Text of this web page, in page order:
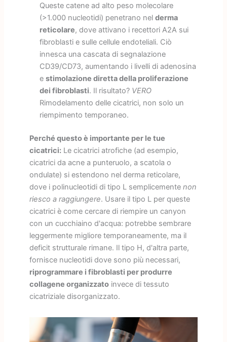
Queste catene ad alto peso molecolare
(>1.000 nucleotidi) penetrano nel derma
reticolare, dove attivano i recettori A2A sui
fibroblasti e sulle cellule endoteliali. Ciò
innesca una cascata di segnalazione
CD39/CD73, aumentando i livelli di adenosina
e stimolazione diretta della proliferazione
dei fibroblasti. Il risultato? VERO
Rimodelamento delle cicatrici, non solo un
riempimento temporaneo.
Perché questo è importante per le tue
cicatrici:Le cicatrici atrofiche (ad esempio,
cicatrici da acne a punteruolo, a scatola o
ondulate) si estendono nel derma reticolare,
dove i polinucleotidi di tipo L semplicemente non
riesco a raggiungere. Usare il tipo L per queste
cicatrici è come cercare di riempire un canyon
con un cucchiaino d'acqua: potrebbe sembrare
leggermente migliore temporaneamente, ma il
deficit strutturale rimane. Il tipo H, d'altra parte,
fornisce nucleotidi dove sono più necessari,
riprogrammare i fibroblasti per produrre
collagene organizzatoinvece di tessuto
cicatriziale disorganizzato.